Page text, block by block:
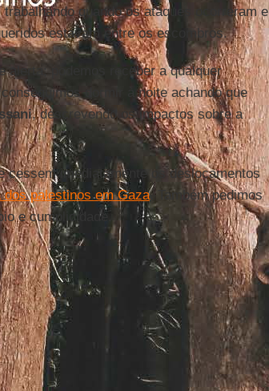
quando os ataques ocorreram e
estavam entre os escombros.
alerta; podemos receber a qualquer
dormir à noite achando que
, descrevendo os impactos sobre a
imediatamente os deslocamentos
palestinos em Gaza. Também pedimos
e cumplicidade.